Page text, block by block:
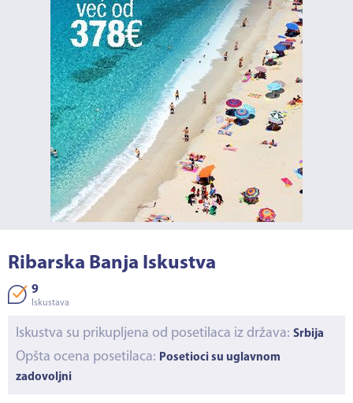
Ribarska Banja Iskustva
9
Iskustava
Iskustva su prikupljena od posetilaca iz država: Srbija
Opšta ocena posetilaca: Posetioci su uglavnom
zadovoljni